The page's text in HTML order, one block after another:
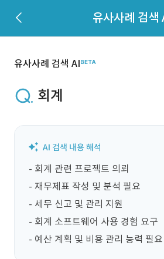
유사사례 검색
유사사례 검색 AI
회계
- 회계 관련 프로젝트 의뢰
- 재무제표 작성 및 분석 필요
- 세무 신고 및 관리 지원
- 회계 소프트웨어 사용 경험 요구
- 예산 계획 및 비용 관리 능력 필요